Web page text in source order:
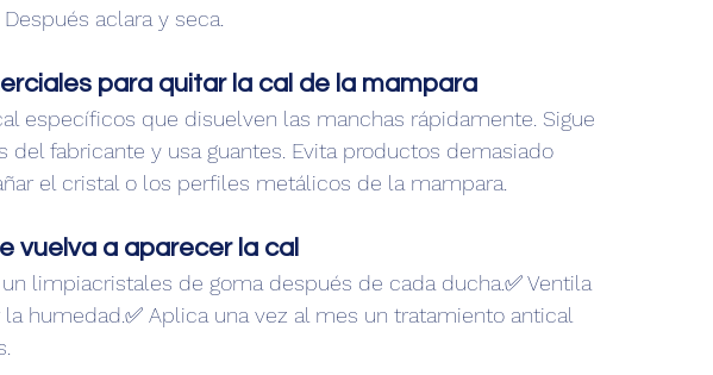
aclara y seca.
para quitar la cal de la mampara
específicos que disuelven las manchas rápidamente. Sigue
del fabricante y usa guantes. Evita productos demasiado
el cristal o los perfiles metálicos de la mampara.
vuelva a aparecer la cal
limpiacristales de goma después de cada ducha.✅ Ventila
humedad.✅ Aplica una vez al mes un tratamiento antical